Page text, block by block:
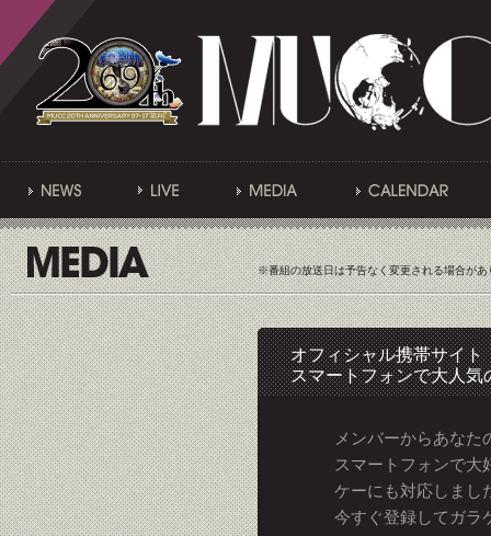
※番組の放送日は予告なく変更される場合が
オフィシャル携帯サイト
スマートフォンで大人気
メンバーからあなた
スマートフォンで大
ケーにも対応しまし
今すぐ登録してガラ